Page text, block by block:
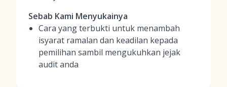
Sebab Kami Menyukainya
Cara yang terbukti untuk menambah
isyarat ramalan dan keadilan kepada
pemilihan sambil mengukuhkan jejak
audit anda